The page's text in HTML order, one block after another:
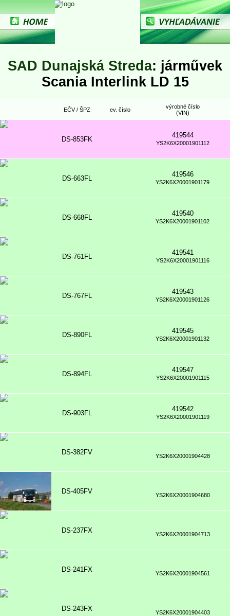
SAD Dunajská Streda: járművek
Scania Interlink LD 15
EČV / ŠPZ ev. číslo
výrobné číslo
(VIN)
DS-853FK
419544
YS2K6X20001901112
DS-663FL
419546
YS2K6X20001901179
DS-668FL
419540
YS2K6X20001901102
DS-761FL
419541
YS2K6X20001901116
DS-767FL
419543
YS2K6X20001901126
DS-890FL
419545
YS2K6X20001901132
DS-894FL
419547
YS2K6X20001901115
DS-903FL
419542
YS2K6X20001901119
DS-382FV YS2K6X20001904428
DS-405FV YS2K6X20001904680
DS-237FX YS2K6X20001904713
DS-241FX YS2K6X20001904561
DS-243FX YS2K6X20001904403